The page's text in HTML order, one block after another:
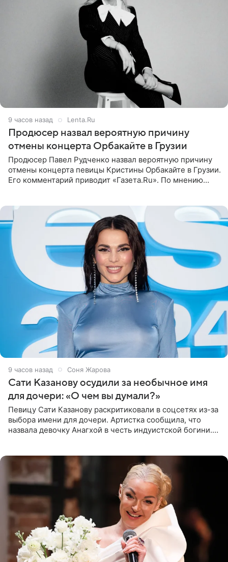
9 часов назад Lenta.Ru
Продюсер назвал вероятную причину
отмены концерта Орбакайте в Грузии
Продюсер Павел Рудченко назвал вероятную причину
отмены концерта певицы Кристины Орбакайте в Грузии.
Его комментарий приводит «Газета.Ru». По мнению
9 часов назад Соня Жарова
Сати Казанову осудили за необычное имя
для дочери: «О чем вы думали?»
Певицу Сати Казанову раскритиковали в соцсетях из-за
выбора имени для дочери. Артистка сообщила, что
назвала девочку Анагхой в честь индуистской богини.